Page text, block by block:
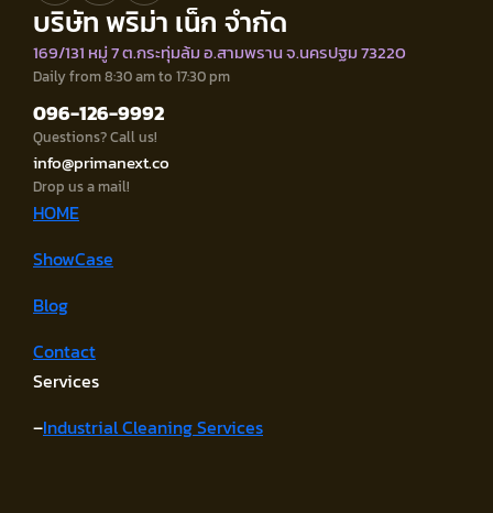
บริษัท พริม่า เน็ก จำกัด
169/131 หมู่ 7 ต.กระทุ่มล้ม อ.สามพราน จ.นครปฐม 73220
Daily from 8:30 am to 17:30 pm
096-126-9992
Questions? Call us!
info@primanext.co
Drop us a mail!
HOME
ShowCase
Blog
Contact
Services
–Industrial Cleaning Services